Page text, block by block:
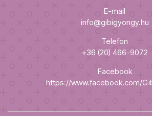
E-mail
info@gibigyongy.hu
Telefon
+36 (20) 466-9072
Facebook
https://www.facebook.com/